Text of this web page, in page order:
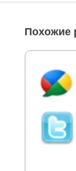
Похожие